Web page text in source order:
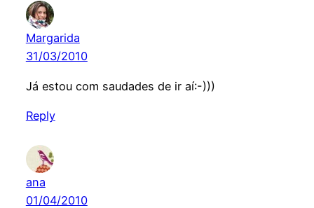
Margarida
31/03/2010
Já estou com saudades de ir aí:-)))
Reply
ana
01/04/2010